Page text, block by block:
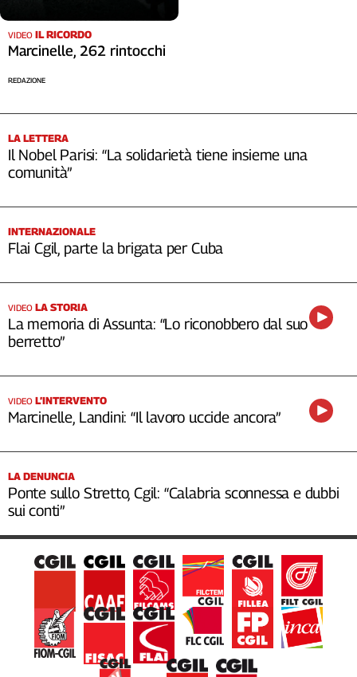
VIDEO IL RICORDO
Marcinelle, 262 rintocchi
REDAZIONE
LA LETTERA
Il Nobel Parisi: “La solidarietà tiene insieme una
comunità”
INTERNAZIONALE
Flai Cgil, parte la brigata per Cuba
VIDEO LA STORIA
La memoria di Assunta: “Lo riconobbero dal suo
berretto”
VIDEO L’INTERVENTO
Marcinelle, Landini: “Il lavoro uccide ancora”
LA DENUNCIA
Ponte sullo Stretto, Cgil: “Calabria sconnessa e dubbi
sui conti”